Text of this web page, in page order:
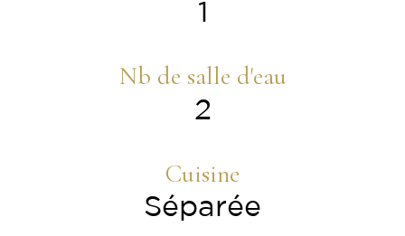
1
Nb de salle d'eau
2
Cuisine
Séparée